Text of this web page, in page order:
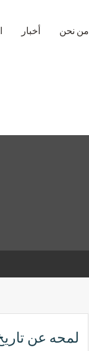
أخبار من نحن
لمحه عن